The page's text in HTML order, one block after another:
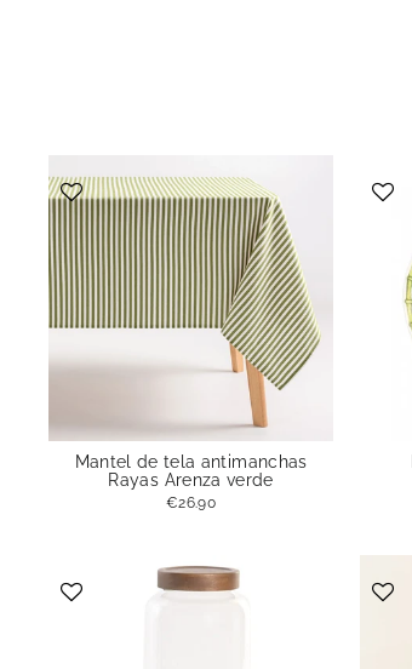
Mantel de tela antimanchas
Rayas Arenza verde
€26.90